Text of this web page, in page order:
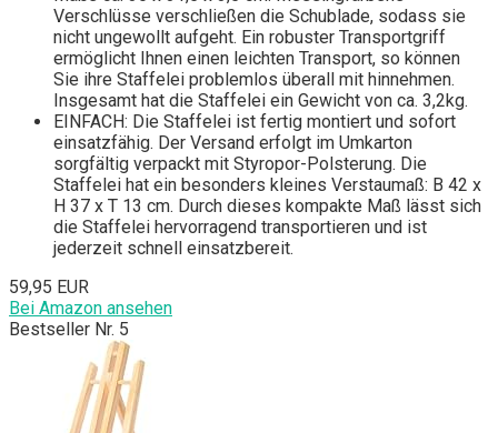
Verschlüsse verschließen die Schublade, sodass sie
nicht ungewollt aufgeht. Ein robuster Transportgriff
ermöglicht Ihnen einen leichten Transport, so können
Sie ihre Staffelei problemlos überall mit hinnehmen.
Insgesamt hat die Staffelei ein Gewicht von ca. 3,2kg.
EINFACH: Die Staffelei ist fertig montiert und sofort
einsatzfähig. Der Versand erfolgt im Umkarton
sorgfältig verpackt mit Styropor-Polsterung. Die
Staffelei hat ein besonders kleines Verstaumaß: B 42 x
H 37 x T 13 cm. Durch dieses kompakte Maß lässt sich
die Staffelei hervorragend transportieren und ist
jederzeit schnell einsatzbereit.
59,95 EUR
Bei Amazon ansehen
Bestseller Nr. 5